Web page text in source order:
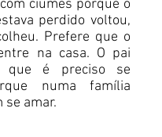
ciúmes porque o
perdido voltou,
Prefere que o
na casa. O pai
que é preciso se
numa família
se amar.